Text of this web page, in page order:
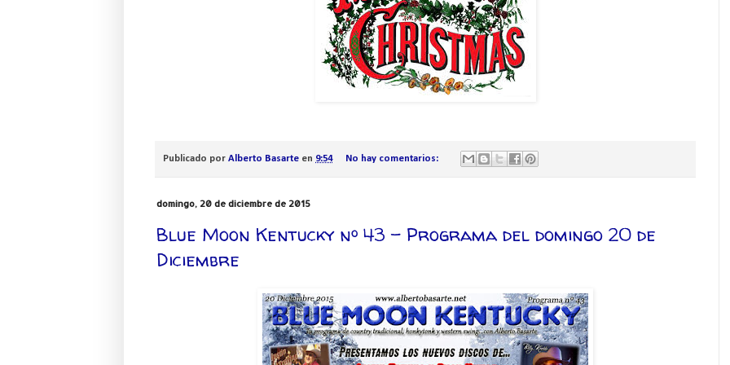
Publicado por Alberto Basarte en 9:54 No hay comentarios:
domingo, 20 de diciembre de 2015
Blue Moon Kentucky nº 43 – Programa del domingo 20 de
Diciembre